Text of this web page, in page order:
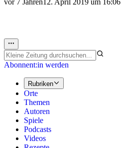
vor 7 Jahren12. April 2019 um 16:06
Abonnent:in werden
Rubriken
Orte
Themen
Autoren
Spiele
Podcasts
Videos